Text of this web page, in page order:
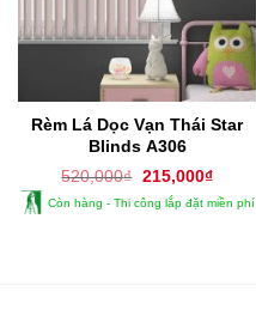
Rèm Lá Dọc Vạn Thái Star
Blinds A306
520,000₫ Giá
là:
215,000₫Giá
tại
Còn hàng - Thi công lắp đặt miền phí